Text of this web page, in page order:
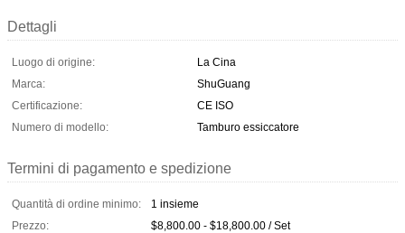
Dettagli
Luogo di origine:
La Cina
Marca:
ShuGuang
Certificazione:
CE ISO
Numero di modello:
Tamburo essiccatore
Termini di pagamento e spedizione
Quantità di ordine minimo:
1 insieme
Prezzo:
$8,800.00 - $18,800.00 / Set